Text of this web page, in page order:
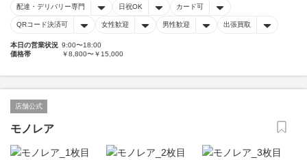
配達・デリバリー専門 日祝OK カード可
QRコード決済可 女性歓迎 男性歓迎 出張買取
本日の営業状況 9:00〜18:00
価格帯
￥8,800〜￥15,000
店舗公式
モノレア